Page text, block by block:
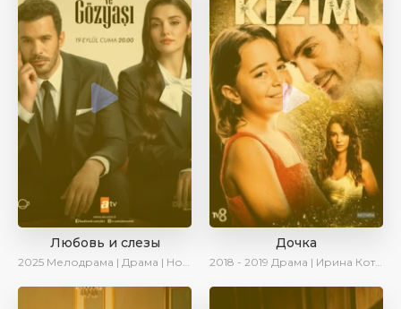
Любовь и слезы
2025 Мелодрама | Драма | Новинки | Сериалы 2025
Дочка
2018 - 2019 Драма | Ирина Котова